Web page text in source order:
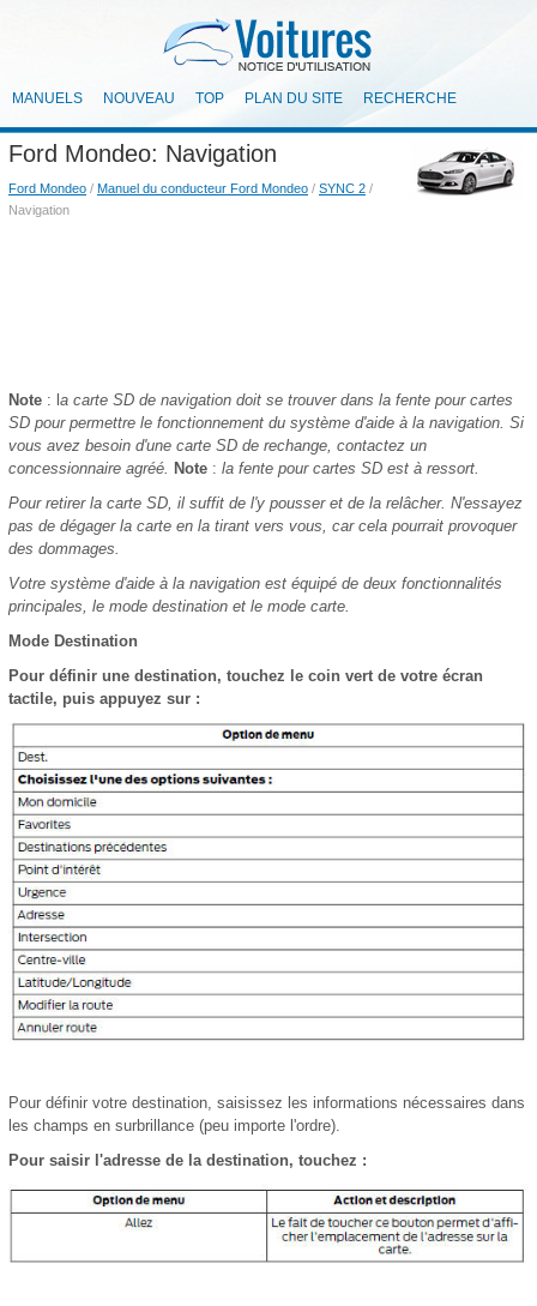
MANUELS NOUVEAU TOP PLAN DU SITE RECHERCHE
Ford Mondeo: Navigation
Ford Mondeo / Manuel du conducteur Ford Mondeo / SYNC 2 /
Navigation
Note : l a carte SD de navigation doit se trouver dans la fente pour cartes
SD pour permettre le fonctionnement du système d'aide à la navigation. Si
vous avez besoin d'une carte SD de rechange, contactez un
concessionnaire agréé. Note : la fente pour cartes SD est à ressort.
Pour retirer la carte SD, il suffit de l'y pousser et de la relâcher. N'essayez
pas de dégager la carte en la tirant vers vous, car cela pourrait provoquer
des dommages.
Votre système d'aide à la navigation est équipé de deux fonctionnalités
principales, le mode destination et le mode carte.
Mode Destination
Pour définir une destination, touchez le coin vert de votre écran
tactile, puis appuyez sur :
Pour définir votre destination, saisissez les informations nécessaires dans
les champs en surbrillance (peu importe l'ordre).
Pour saisir l'adresse de la destination, touchez :